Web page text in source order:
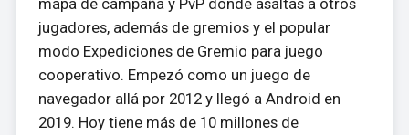
jugadores, además de gremios y el popular
modo Expediciones de Gremio para juego
cooperativo. Empezó como un juego de
navegador allá por 2012 y llegó a Android en
2019. Hoy tiene más de 10 millones de